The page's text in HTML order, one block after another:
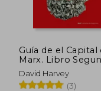
45%
dcto.
Guía de el Capital
Marx. Libro
David Harvey
(3)